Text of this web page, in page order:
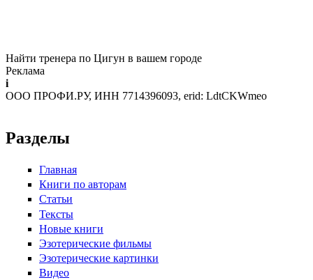
Найти тренера по Цигун в вашем городе
Реклама
i
ООО ПРОФИ.РУ, ИНН 7714396093, erid: LdtCKWmeo
Разделы
Главная
Книги по авторам
Статьи
Тексты
Новые книги
Эзотерические фильмы
Эзотерические картинки
Видео